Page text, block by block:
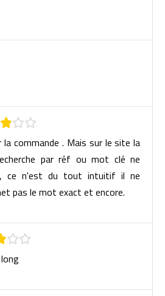
commande . Mais sur le site la
par réf ou mot clé ne
ce n'est du tout intuitif il ne
pas le mot exact et encore.